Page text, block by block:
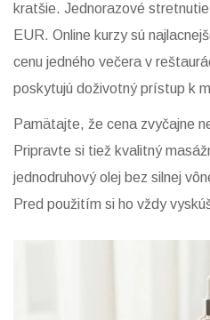
kratšie. Jednorazové
EUR. Online kurzy sú
cenu jedného večera v
poskytujú doživotný prístup k
Pamätajte, že cena zvyčajne
Pripravte si tiež kvalitný
jednodruhový olej bez silnej
Pred použitím si ho vždy